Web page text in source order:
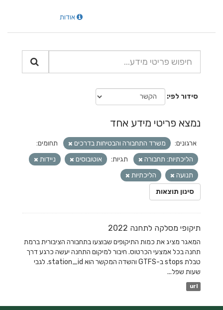
אודות
סידור לפי
נמצא פריטי מידע אחד
ארגונים: משרד התחבורה והבטיחות בדרכים
תחומים:
הליכתיות: תחבורה
תגיות: אוטובוסים
ניידות
תנועה
הליכתיות
סינון תוצאות
תיקופי מסלקה לתחנה 2022
המאגר מציג את כמות התיקופים שבוצעו בתחבורה הציבורית ברמת
תחנה בכל אמצעי הכרטוס. חיבור למיקום התחנה יעשה כרגע דרך
טבלת stops ב-GTFS והשדה המקשר הוא station_id. לגבי
שעות שפל...
url